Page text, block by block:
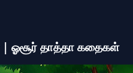
ஓசூர் தாத்தா கதைகள்